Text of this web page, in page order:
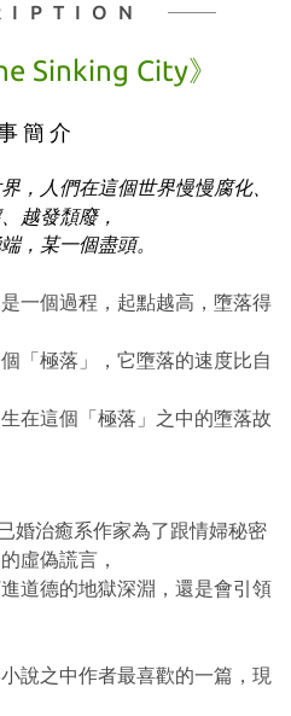
Sinking City》
簡 介
，人們在這個世界慢慢腐化、
越發頹廢，
，某一個盡頭。
一個過程，起點越高，墮落得
「極落」，它墮落的速度比自
在這個「極落」之中的墮落故
婚治癒系作家為了跟情婦秘密
虛偽謊言，
道德的地獄深淵，還是會引領
說之中作者最喜歡的一篇，現